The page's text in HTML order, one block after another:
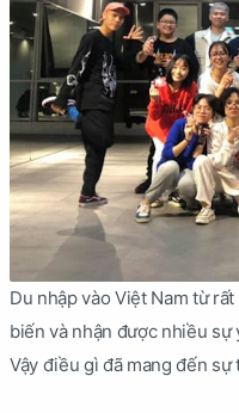
Du nhập vào Việt Nam từ
biến và nhận được nhiều
Vậy điều gì đã mang đến